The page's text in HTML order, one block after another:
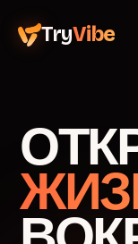
TryVibe